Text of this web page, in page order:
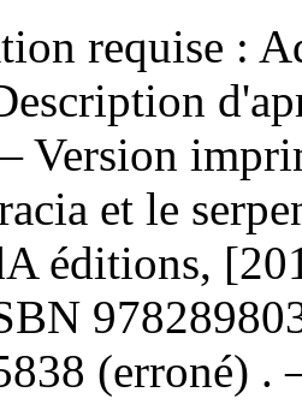
requise :
Version
et le
éditions,
(erroné)